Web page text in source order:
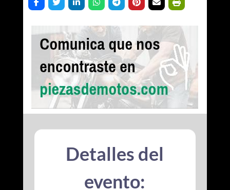
Detalles del
evento: